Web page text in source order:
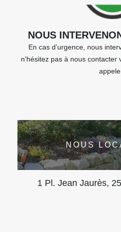
NOUS
En cas d’urgence, nous
n’hésitez pas à nous
NOUS
1 Pl. Jean Jaurès,